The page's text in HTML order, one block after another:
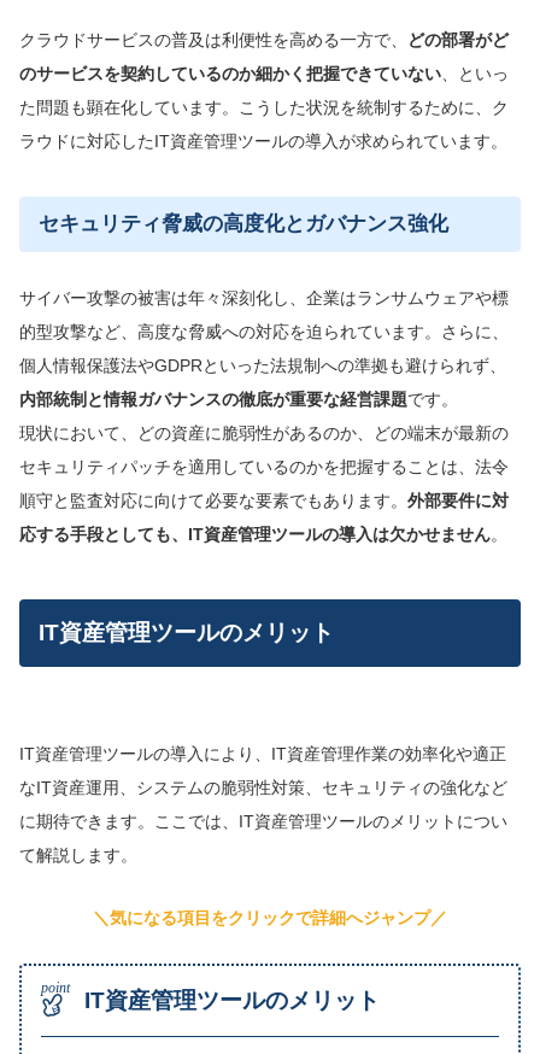
クラウドサービスの普及は利便性を高める一方で、
どの部署がど
のサービスを契約しているのか細かく把握できていない 、といっ
た問題も顕在化しています。こうした状況を統制するために、ク
ラウドに対応したIT資産管理ツールの導入が求められています。
セキュリティ脅威の高度化とガバナンス強化
サイバー攻撃の被害は年々深刻化し、企業はランサムウェアや標
的型攻撃など、高度な脅威への対応を迫られています。さらに、
個人情報保護法やGDPRといった法規制への準拠も避けられず、
内部統制と情報ガバナンスの徹底が重要な経営課題です。
現状において、どの資産に脆弱性があるのか、どの端末が最新の
セキュリティパッチを適用しているのかを把握することは、法令
順守と監査対応に向けて必要な要素でもあります。 外部要件に対
応する手段としても、IT資産管理ツールの導入は欠かせません。
IT資産管理ツールのメリット
IT資産管理ツールの導入により、IT資産管理作業の効率化や適正
なIT資産運用、システムの脆弱性対策、セキュリティの強化など
に期待できます。ここでは、IT資産管理ツールのメリットについ
て解説します。
＼気になる項目をクリックで詳細へジャンプ／
IT資産管理ツールのメリット